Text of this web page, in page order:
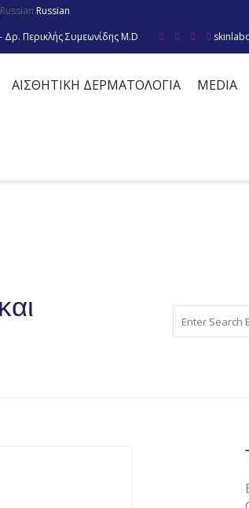
Russian
Περικλής Συμεωνίδης M.D
ΑΙΣΘΗΤΙΚΗ ΔΕΡΜΑΤΟΛΟΓΙΑ MEDIA